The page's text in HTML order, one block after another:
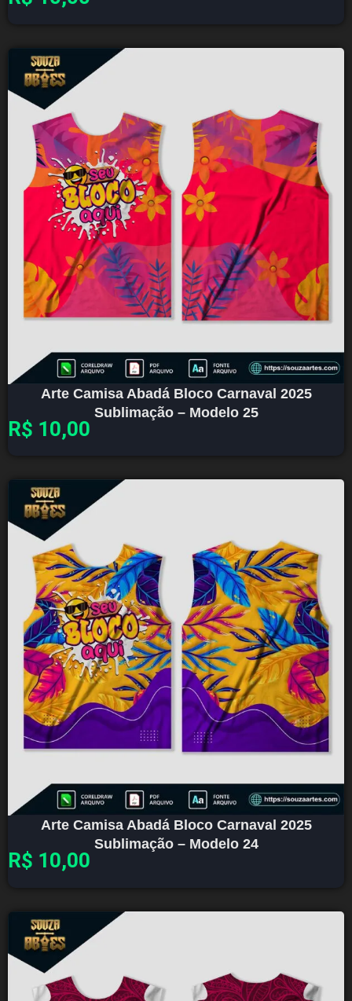
Arte Camisa Abadá Bloco Carnaval 2025
Sublimação – Modelo 25
R$ 10,00
Arte Camisa Abadá Bloco Carnaval 2025
Sublimação – Modelo 24
R$ 10,00